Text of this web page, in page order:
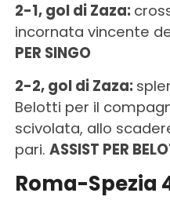
2-1, gol di Zaza:
incornata vincente
PER SINGO
2-2, gol di Zaza:
Belotti per il
scivolata, allo
pari. ASSIST PER
Roma-Spezia